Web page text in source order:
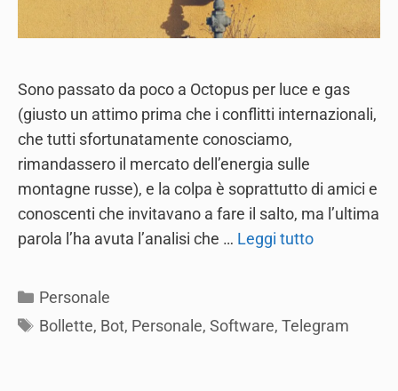
Sono passato da poco a Octopus per luce e gas
(giusto un attimo prima che i conflitti internazionali,
che tutti sfortunatamente conosciamo,
rimandassero il mercato dell’energia sulle
montagne russe), e la colpa è soprattutto di amici e
conoscenti che invitavano a fare il salto, ma l’ultima
parola l’ha avuta l’analisi che … Leggi tutto
Categories
Personale
Tags
Bollette, Bot, Personale, Software, Telegram